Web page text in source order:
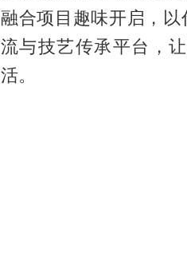
融合项目趣味开启，
流与技艺传承平台，
活。